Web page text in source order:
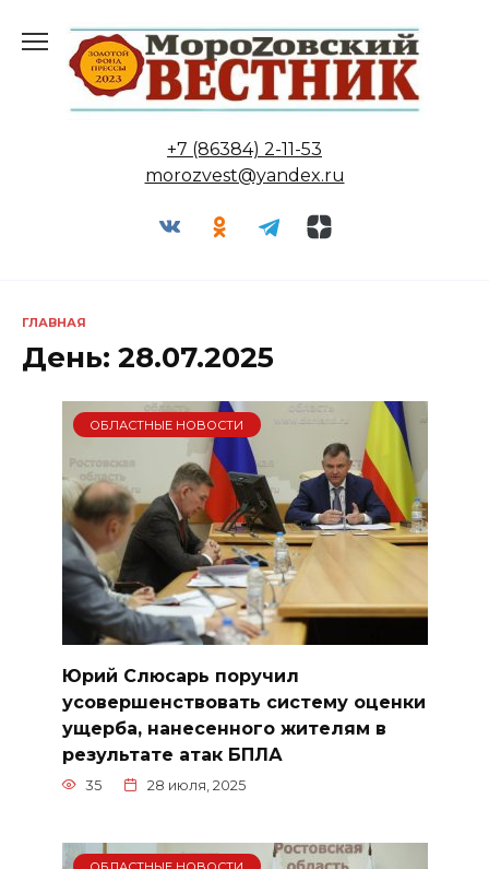
содержанию
+7 (86384) 2-11-53
morozvest@yandex.ru
ГЛАВНАЯ
День: 28.07.2025
ОБЛАСТНЫЕ НОВОСТИ
Юрий Слюсарь поручил
усовершенствовать систему оценки
ущерба, нанесенного жителям в
результате атак БПЛА
35 28 июля, 2025